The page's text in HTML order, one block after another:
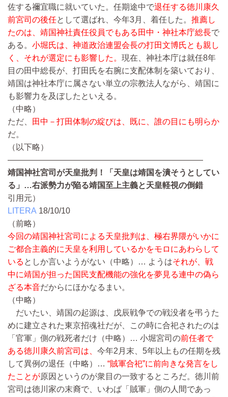
佐する禰宜職に就いていた。任期途中で退任する徳川康久
前宮司の後任として選ばれ、今年3月、着任した。 推薦し
たのは、靖国神社責任役員でもある田中・神社本庁総長で
ある。 小堀氏は、神道政治連盟会長の打田文博氏とも親し
く、それが選定にも影響した。 現在、神社本庁は就任8年
目の田中総長が、打田氏を右腕に支配体制を築いており、
靖国は神社本庁に属さない単立の宗教法人ながら、靖国に
も影響力を及ぼしたといえる。
（中略）
ただ、
田中－打田体制の綻びは、既に、誰の目にも明らか
だ。
（以下略）
————————————————————————
靖国神社宮司が天皇批判！「天皇は靖国を潰そうとしてい
る」…右派勢力が陥る靖国至上主義と天皇軽視の倒錯
引用元）
LITERA 18/10/10
（前略）
今回の靖国神社宮司による天皇批判は、極右界隈がいかに
ご都合主義的に天皇を利用しているかをモロにあわらして
いる としか言いようがない （中略）… ようはそれが、戦
中に靖国が担った国民支配機能の強化を夢見る連中の偽ら
ざる本音だからにほかなるまい。
（中略）
だいたい、靖国の起源は、戊辰戦争での戦没者を弔うた
めに建立された東京招魂社だが、この時に合祀されたのは
「官軍」側の戦死者だけ （中略）… 小堀宮司の前任者で
ある徳川康久前宮司は、 今年2月末、5年以上もの任期を残
して異例の退任 （中略）… “賊軍合祀”に前向きな発言をし
たことが原因というのが衆目の一致するところだ。徳川前
宮司は徳川家の末裔で、いわば「賊軍」側の人間であっ